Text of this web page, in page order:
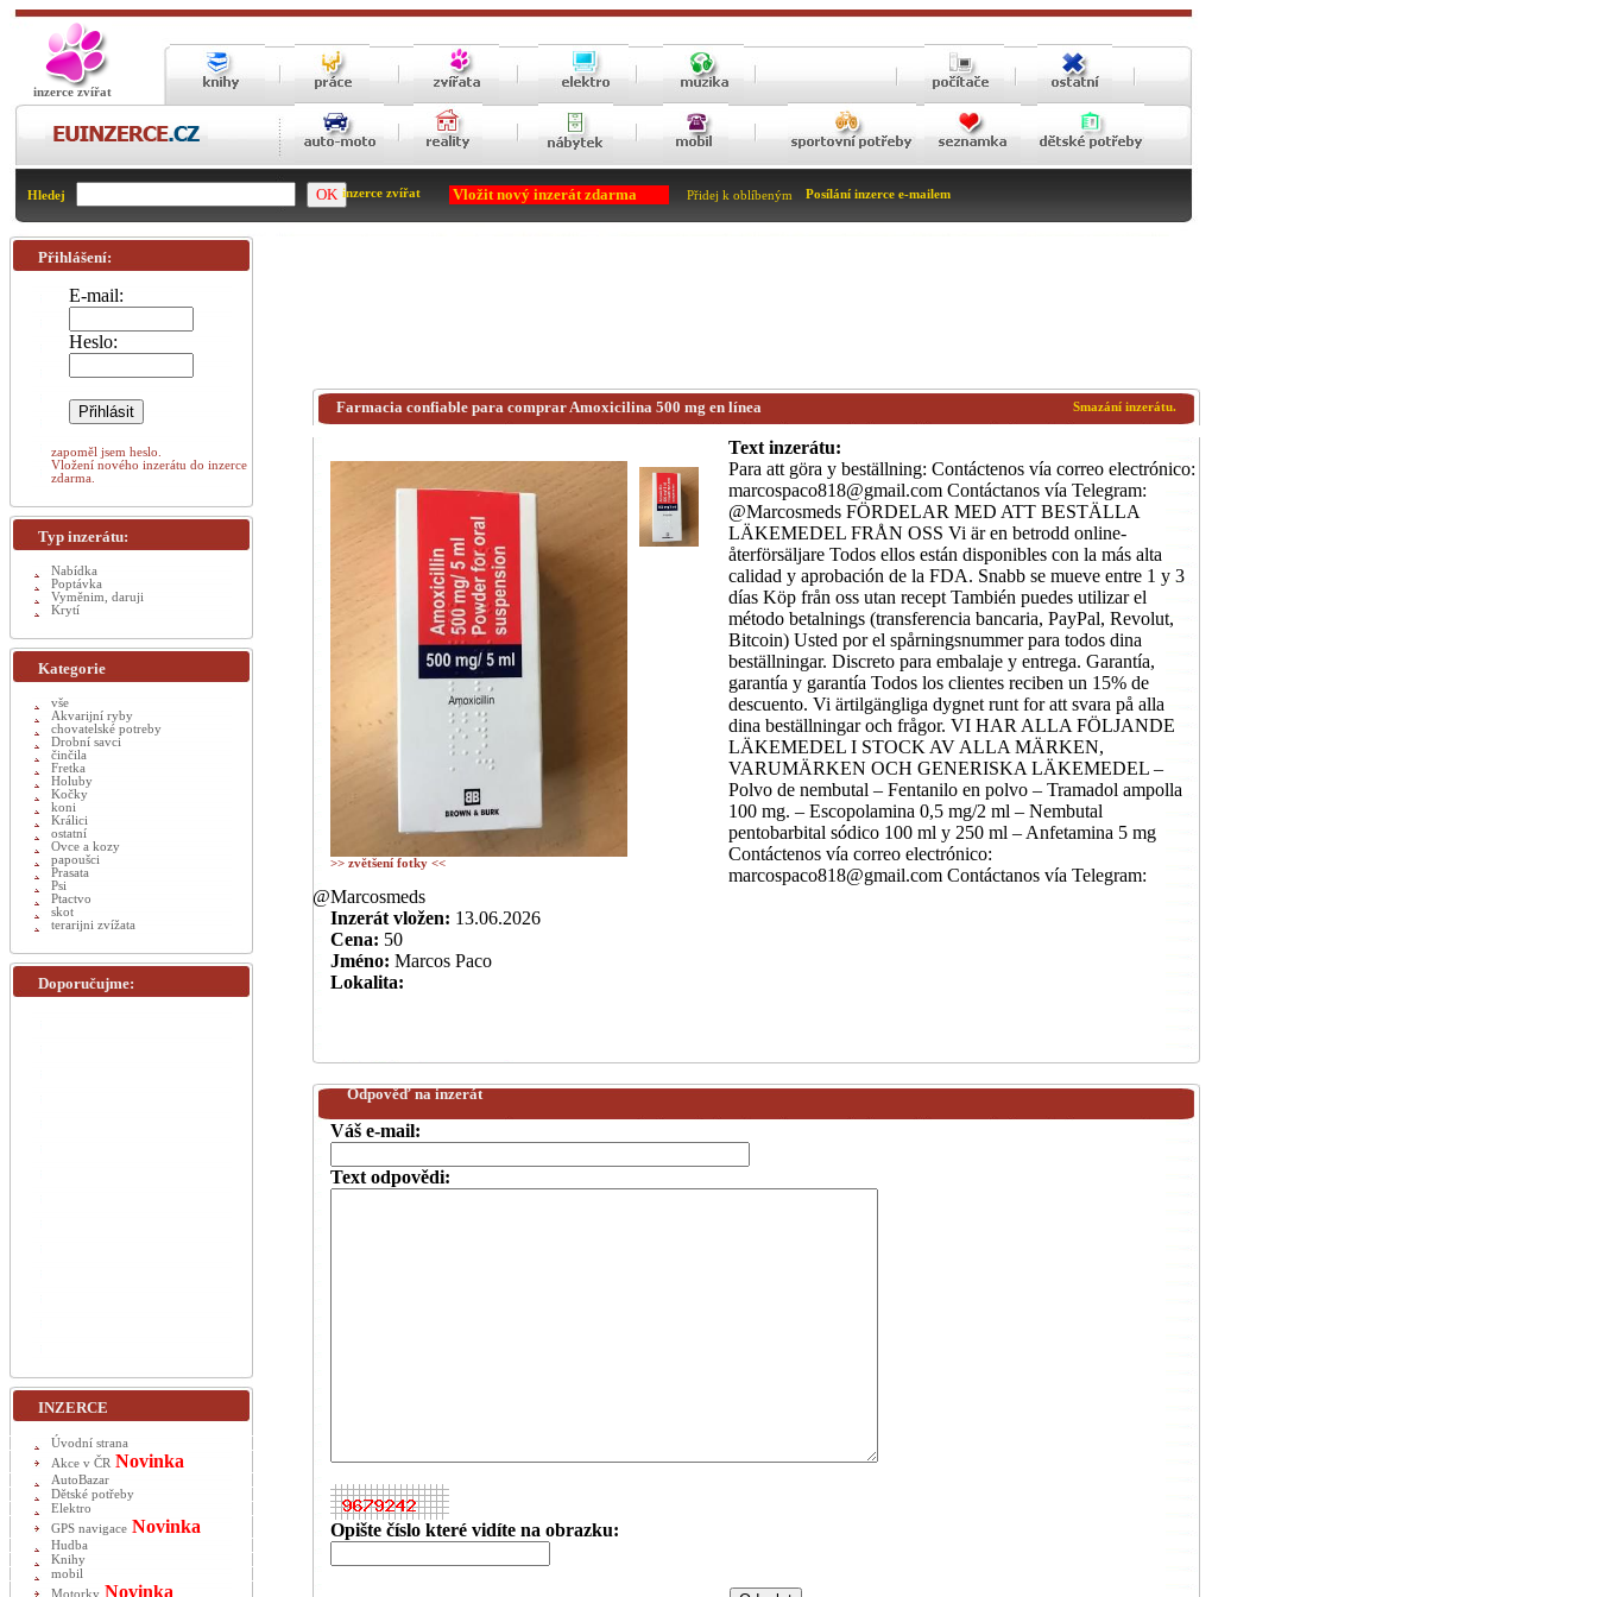
inzerce zvířat
Hledej inzerce zvířat Vložit nový inzerát zdarma Přidej k oblíbeným Posílání inzerce e-mailem
Smazání inzerátu.
Farmacia confiable para comprar Amoxicilina 500 mg en línea
>> zvětšení fotky <<
Text inzerátu:
Para att göra y beställning: Contáctenos vía correo electrónico:
marcospaco818@gmail.com Contáctanos vía Telegram:
@Marcosmeds FÖRDELAR MED ATT BESTÄLLA
LÄKEMEDEL FRÅN OSS Vi är en betrodd online-
återförsäljare Todos ellos están disponibles con la más alta
calidad y aprobación de la FDA. Snabb se mueve entre 1 y 3
días Köp från oss utan recept También puedes utilizar el
método betalnings (transferencia bancaria, PayPal, Revolut,
Bitcoin) Usted por el spårningsnummer para todos dina
beställningar. Discreto para embalaje y entrega. Garantía,
garantía y garantía Todos los clientes reciben un 15% de
descuento. Vi ärtilgängliga dygnet runt for att svara på alla
dina beställningar och frågor. VI HAR ALLA FÖLJANDE
LÄKEMEDEL I STOCK AV ALLA MÄRKEN,
VARUMÄRKEN OCH GENERISKA LÄKEMEDEL –
Polvo de nembutal – Fentanilo en polvo – Tramadol ampolla
100 mg. – Escopolamina 0,5 mg/2 ml – Nembutal
pentobarbital sódico 100 ml y 250 ml – Anfetamina 5 mg
Contáctenos vía correo electrónico:
marcospaco818@gmail.com Contáctanos vía Telegram:
@Marcosmeds
Inzerát vložen: 13.06.2026
Cena: 50
Jméno: Marcos Paco
Lokalita:
Odpověď na inzerát
Váš e-mail:
Text odpovědi:
Opište číslo které vidíte na obrazku:
Přihlášení:
E-mail:
Heslo:
zapoměl jsem heslo.
Vložení nového inzerátu do inzerce
zdarma.
Typ inzerátu:
Nabídka
Poptávka
Vyměnim, daruji
Krytí
Kategorie
vše
Akvarijní ryby
chovatelské potreby
Drobní savci
činčila
Fretka
Holuby
Kočky
koni
Králici
ostatní
Ovce a kozy
papoušci
Prasata
Psi
Ptactvo
skot
terarijni zvížata
Doporučujme:
INZERCE
Úvodní strana
Akce v ČR Novinka
AutoBazar
Dětské potřeby
Elektro
GPS navigace Novinka
Hudba
Knihy
mobil
Motorky Novinka